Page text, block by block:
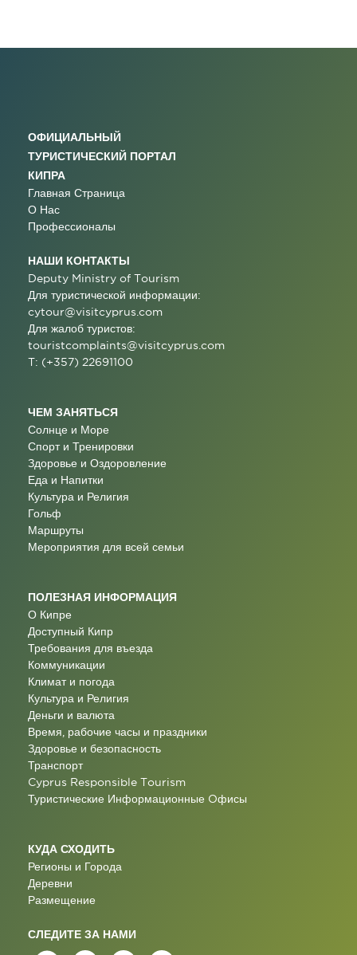
ОФИЦИАЛЬНЫЙ
ТУРИСТИЧЕСКИЙ ПОРТАЛ
КИПРА
Главная Страница
О Нас
Профессионалы
НАШИ КОНТАКТЫ
Deputy Ministry of Tourism
Для туристической информации:
cytour@visitcyprus.com
Для жалоб туристов:
touristcomplaints@visitcyprus.com
T: (+357) 22691100
ЧЕМ ЗАНЯТЬСЯ
Солнце и Море
Спорт и Тренировки
Здоровье и Оздоровление
Еда и Напитки
Культура и Религия
Гольф
Маршруты
Мероприятия для всей семьи
ПОЛЕЗНАЯ ИНФОРМАЦИЯ
О Кипре
Доступный Кипр
Требования для въезда
Коммуникации
Климат и погода
Культура и Религия
Деньги и валюта
Время, рабочие часы и праздники
Здоровье и безопасность
Транспорт
Cyprus Responsible Tourism
Туристические Информационные Oфисы
КУДА СХОДИТЬ
Регионы и Города
Деревни
Размещение
СЛЕДИТЕ ЗА НАМИ